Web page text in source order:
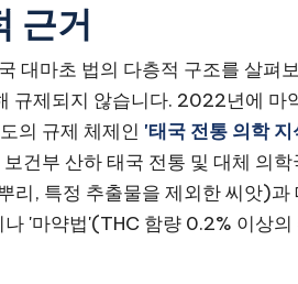
근거
대마초 법의 다층적 구조를 살펴
규제되지 않습니다. 2022년에 마
의 규제 체제인 '태국 전통 의학
건부 산하 태국 전통 및 대체 의
리, 특정 추출물을 제외한 씨앗)과
'마약법'(THC 함량 0.2% 이상의